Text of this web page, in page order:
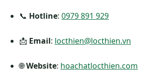
📞 Hotline: 0979 891 929
📩 Email: locthien@locthien.vn
🌐Website: hoachatlocthien.com